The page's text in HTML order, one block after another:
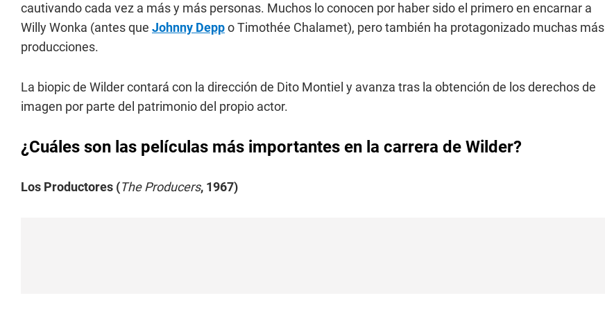
cautivando cada vez a más y más personas. Muchos lo conocen por haber sido el primero en encarnar a
Willy Wonka (antes que Johnny Deppo Timothée Chalamet), pero también ha protagonizado muchas más
producciones.
La biopic de Wilder contará con la dirección de Dito Montiel y avanza tras la obtención de los derechos de
imagen por parte del patrimonio del propio actor.
¿Cuáles son las películas más importantes en la carrera de Wilder?
Los Productores (The Producers, 1967)